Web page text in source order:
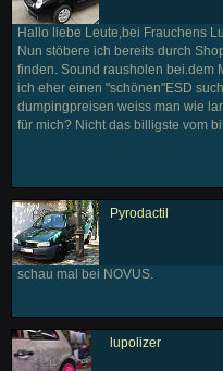
Hallo liebe Leute,bei Frauchens
Nun stöbere ich bereits durch
finden. Sound rausholen bei.dem
ich eher einen "schönen"ESD
dumpingpreisen weiss man wie
für mich? Nicht das billigste vom
Pyrodactil
schau mal bei NOVUS.
lupolizer